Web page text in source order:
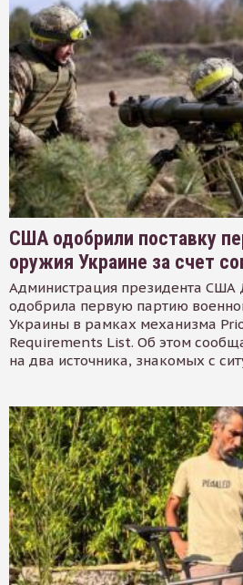
США одобрили поставку
оружия Украине за счет
Администрация президента США
одобрила первую партию
Украины в рамках механизма
Requirements List. Об этом
на два источника, знакомых с